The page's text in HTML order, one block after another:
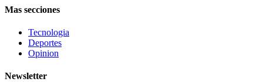
Mas secciones
Tecnologia
Deportes
Opinion
Newsletter